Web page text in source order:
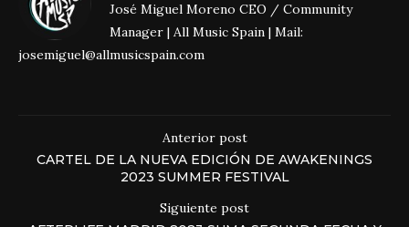
José Miguel Moreno CEO / Community
Manager | All Music Spain | Mail:
josemiguel@allmusicspain.com
Anterior post
CARTEL DE LA NUEVA EDICIÓN DE AWAKENINGS
2023 SUMMER FESTIVAL
Siguiente post